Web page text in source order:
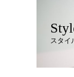
スタイ